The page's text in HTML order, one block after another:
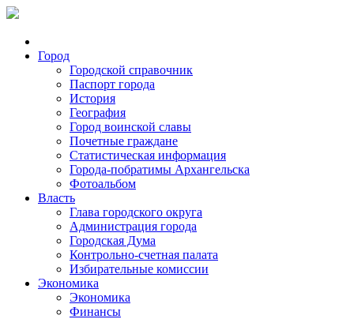
Город
Городской справочник
Паспорт города
История
География
Город воинской славы
Почетные граждане
Статистическая информация
Города-побратимы Архангельска
Фотоальбом
Власть
Глава городского округа
Администрация города
Городская Дума
Контрольно-счетная палата
Избирательные комиссии
Экономика
Экономика
Финансы